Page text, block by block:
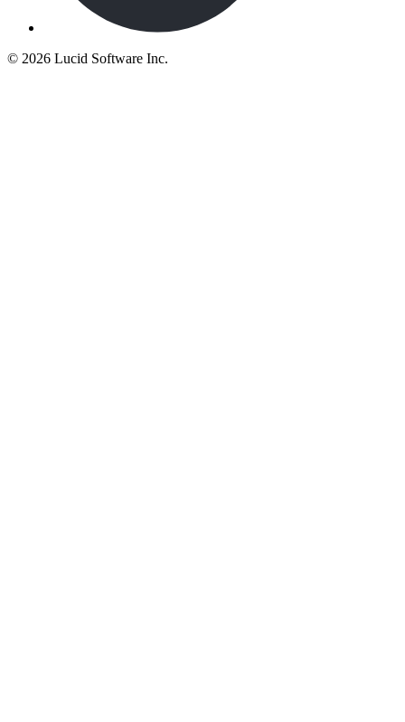
© 2026 Lucid Software Inc.